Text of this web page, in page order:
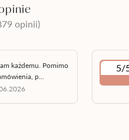
opinii)
każdemu. Pomimo
p...
5/